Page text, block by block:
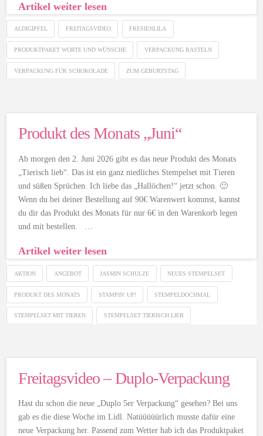
Artikel weiter lesen
ALDIGIPFEL FREITAGSVIDEO FRESIENLILA
PRODUKTPAKET WORTE UND WÜNSCHE VERPACKUNG BASTELN
VERPACKUNG FÜR SCHOKOLADE ZUM GEBURTSTAG
Produkt des Monats „Juni“
Ab morgen den 2. Juni 2026 gibt es das neue Produkt des Monats
„Tierisch lieb“. Das ist ein ganz niedliches Stempelset mit Tieren
und süßen Sprüchen. Ich liebe das „Hallöchen!“ jetzt schon. 🙂
Wenn du bei deiner Bestellung auf 90€ Warenwert kommst, kannst
du dir das Produkt des Monats für nur 6€ in den Warenkorb legen
und mit bestellen. …
Artikel weiter lesen
AKTION ANGEBOT JASMIN SCHULZE NEUES STEMPELSET
PRODUKT DES MONATS STAMPIN' UP! STEMPELDOCHMAL
STEMPELSET MIT TIEREN STEMPELSET TIERISCH LIEB
Freitagsvideo – Duplo-Verpackung
Hast du schon die neue „Duplo 5er Verpackung“ gesehen? Bei uns
gab es die diese Woche im Lidl. Natüüüüürlich musste dafür eine
neue Verpackung her. Passend zum Wetter hab ich das Produktpaket